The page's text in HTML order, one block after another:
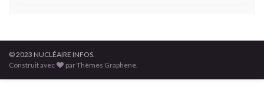
© 2023 NUCLÉAIRE INFOS.
Construit avec
par Thèmes Graphene.